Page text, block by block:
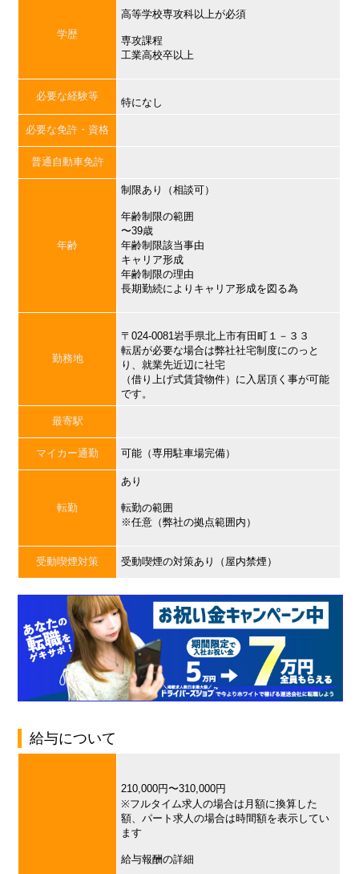
学歴
高等学校専攻科以上が必須
専攻課程
工業高校卒以上
必要な経験等
特になし
必要な免許・資格
普通自動車免許
年齢
制限あり（相談可）
年齢制限の範囲
〜39歳
年齢制限該当事由
キャリア形成
年齢制限の理由
長期勤続によりキャリア形成を図る為
勤務地
〒024-0081岩手県北上市有田町１－３３
転居が必要な場合は弊社社宅制度にのっと
り、就業先近辺に社宅
（借り上げ式賃貸物件）に入居頂く事が可能
です。
最寄駅
マイカー通勤 可能（専用駐車場完備）
転勤
あり
転勤の範囲
※任意（弊社の拠点範囲内）
受動喫煙対策 受動喫煙の対策あり（屋内禁煙）
給与について
210,000円〜310,000円
※フルタイム求人の場合は月額に換算した
額、パート求人の場合は時間額を表示してい
ます
給与報酬の詳細